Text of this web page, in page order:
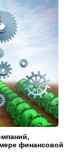
финансовой